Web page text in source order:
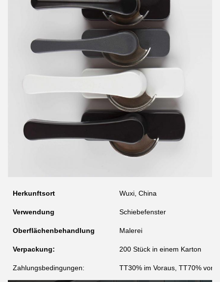
Herkunftsort Wuxi, China
Verwendung Schiebefenster
Oberflächenbehandlung Malerei
Verpackung: 200 Stück in einem Karton
Zahlungsbedingungen: TT30% im Voraus, TT70% vor